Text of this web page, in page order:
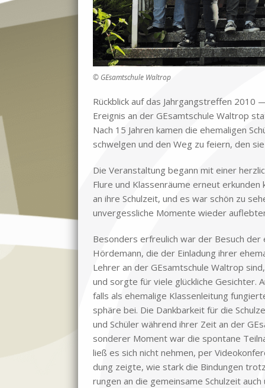
© GEsamtschule Waltrop
Rück­blick auf das Jahr­gangs­tref­fen 2010
Er­eig­nis an der GE­samt­schu­le Wal­trop
Nach 15 Jah­ren ka­men die ehe­ma­li­gen
schwel­gen und den Weg zu fei­ern, den
Die Ver­an­stal­tung be­gann mit ei­ner
Flu­re und Klas­sen­räu­me er­neut
an ihre Schul­zeit, und es war schön zu
un­ver­gess­li­che Mo­men­te wie­der
Be­son­ders er­freu­lich war der Be­such der
Hör­de­mann, die der Ein­la­dung ih­rer
Leh­rer an der GE­samt­schu­le Wal­trop
und sorg­te für vie­le glück­li­che Ge­sich­ter.
falls als ehe­ma­li­ge Klas­sen­lei­tung
sphä­re bei. Die Dank­bar­keit für die
und Schü­ler wäh­rend ih­rer Zeit an der
son­de­rer Mo­ment war die spon­ta­ne
ließ es sich nicht neh­men, per
dung zeig­te, wie stark die Bin­dun­gen
run­gen an die ge­mein­sa­me Schul­zeit